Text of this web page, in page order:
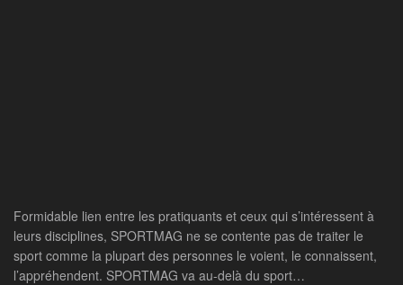
Formidable lien entre les pratiquants et ceux qui s’intéressent à
leurs disciplines, SPORTMAG ne se contente pas de traiter le
sport comme la plupart des personnes le voient, le connaissent,
l’appréhendent. SPORTMAG va au-delà du sport…